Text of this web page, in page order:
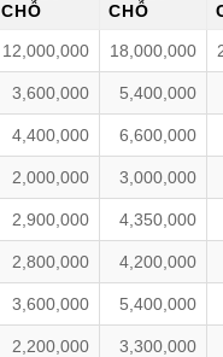
CHỖ
CHỖ
12,000,000 18,000,000
3,600,000 5,400,000
4,400,000 6,600,000
2,000,000 3,000,000
2,900,000 4,350,000
2,800,000 4,200,000
3,600,000 5,400,000
2,200,000 3,300,000